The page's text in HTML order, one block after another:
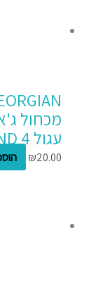
מכחול
עגול ROUND 4
₪20.00